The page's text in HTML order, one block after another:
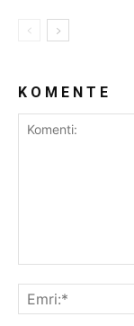
K O M E N T E